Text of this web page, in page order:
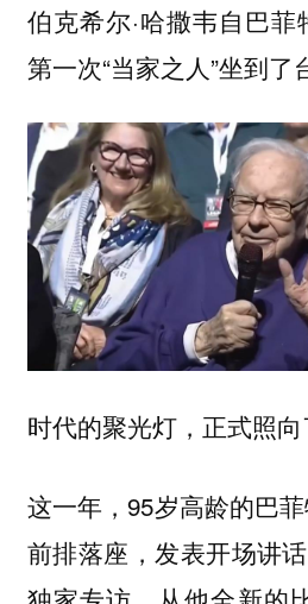
伯克希尔·哈撒韦自巴菲
第一次“当家之人”坐到了
时代的聚光灯，正式照向
这一年，95岁高龄的巴
前排落座，发表开场讲